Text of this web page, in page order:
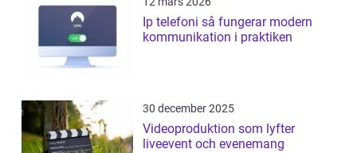
Ip telefoni så fungerar modern
kommunikation i praktiken
30 december 2025
Videoproduktion som lyfter
liveevent och evenemang